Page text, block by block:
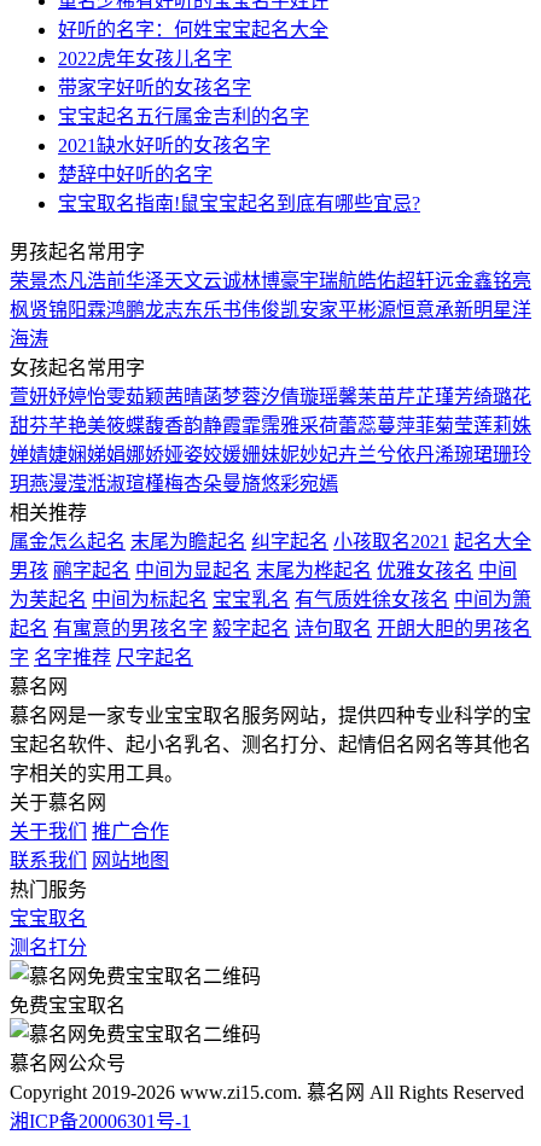
好听的名字：何姓宝宝起名大全
2022虎年女孩儿名字
带家字好听的女孩名字
宝宝起名五行属金吉利的名字
2021缺水好听的女孩名字
楚辞中好听的名字
宝宝取名指南!鼠宝宝起名到底有哪些宜忌?
男孩起名常用字
荣景杰凡浩前华泽天文云诚林博豪宇瑞航皓佑超轩远金鑫铭亮
枫贤锦 阳霖鸿鹏龙志东乐书伟俊凯安家平彬源恒意承新明星洋
海涛
女孩起名常用字
萱妍妤婷怡雯茹颖茜晴菡梦蓉汐倩璇瑶馨茉苗芹芷瑾芳绮璐花
甜芬芊艳美筱蝶馥香韵静霞霏霈雅采荷蕾蕊蔓萍菲菊莹莲莉姝
婵婧婕娴娣娟娜娇娅姿姣媛姗妹妮妙妃卉兰兮依丹浠琬珺珊玲
玥燕漫滢湉淑瑄槿梅杏朵曼旖悠彩宛嫣
相关推荐
属金怎么起名 末尾为瞻起名 纠字起名 小孩取名2021 起名大全
男孩 鹂字起名 中间为显起名 末尾为桦起名 优雅女孩名 中间
为芙起名 中间为标起名 宝宝乳名 有气质姓徐女孩名 中间为箫
起名 有寓意的男孩名字 毅字起名 诗句取名 开朗大胆的男孩名
字 名字推荐 尺字起名
慕名网
慕名网是一家专业宝宝取名服务网站，提供四种专业科学的宝
宝起名软件、起小名乳名、测名打分、起情侣名网名等其他名
字相关的实用工具。
关于慕名网
关于我们
推广合作
联系我们
网站地图
热门服务
宝宝取名
测名打分
免费宝宝取名
慕名网公众号
Copyright 2019-2026 www.zi15.com. 慕名网 All Rights Reserved
湘ICP备20006301号-1